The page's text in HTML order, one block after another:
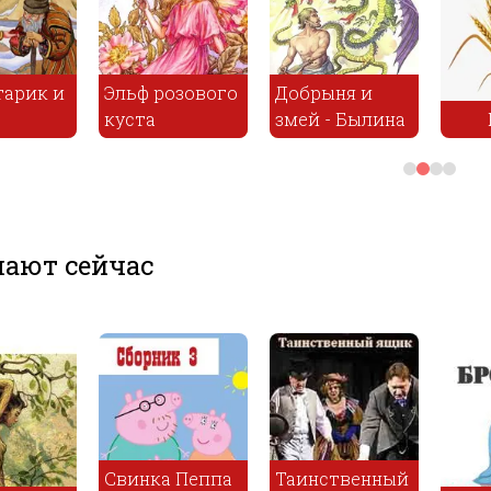
Вен и Глен
Лебедь Щука и
Рак
сейчас
Свинка Пеппа